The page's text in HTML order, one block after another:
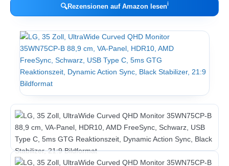
🔍Rezensionen auf Amazon lesenℹ︎